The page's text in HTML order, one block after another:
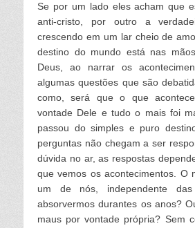
Se por um lado eles acham que
anti-cristo, por outro a
crescendo em um lar cheio de
destino do mundo está nas
Deus, ao narrar os
algumas questões que são
como, será que o que
vontade Dele e tudo o mais foi
passou do simples e puro
perguntas não chegam a ser
dúvida no ar, as respostas
que vemos os acontecimentos. O
um de nós, independente das
absorvermos durantes os anos?
maus por vontade própria? Sem